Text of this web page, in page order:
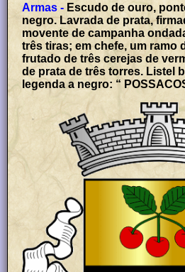
Armas - Escudo de ouro,
negro. Lavrada de prata,
movente de campanha
três tiras; em chefe, um ramo
frutado de três cerejas de
de prata de três torres. Listel
legenda a negro: “